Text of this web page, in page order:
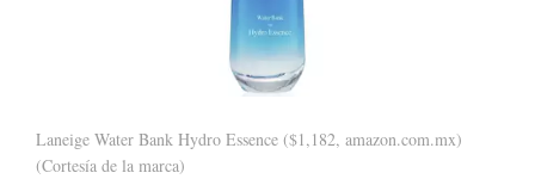
Laneige Water Bank Hydro Essence ($1,182, amazon.com.mx)
(Cortesía de la marca)